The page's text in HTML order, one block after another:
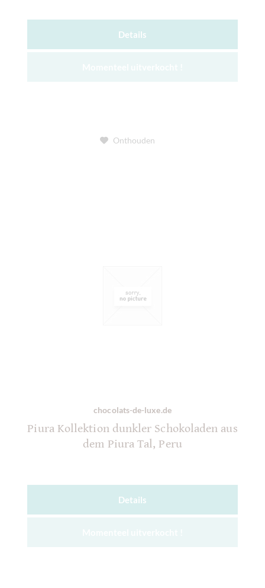
Details
Onthouden
chocolats-de-luxe.de
Piura Kollektion dunkler Schokoladen aus
dem Piura Tal, Peru
Details